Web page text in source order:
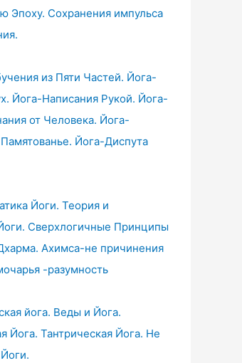
Эпоху. Сохранения импульса
из Пяти Частей. Йога-
Йога-Написания Рукой. Йога-
от Человека. Йога-
Йога-Диспута
Йоги. Теория и
Сверхлогичные Принципы
Ахимса-не причинения
-разумность
йога. Веды и Йога.
Йога. Тантрическая Йога. Не